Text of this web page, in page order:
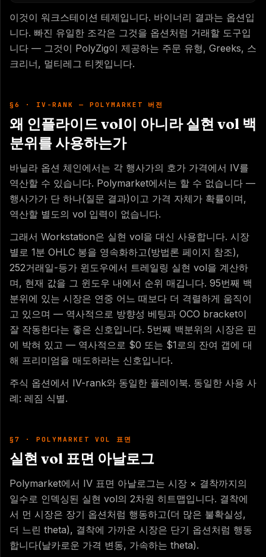
이것이 워크스테이션 테제입니다. 바이너리 결과는 옵션입
니다. 빠진 유일한 조각은 그것을 옵션처럼 거래할 도구입
니다 — 그것이 PolyZig이 제공하는 주문 유형, Greeks, 스
크리너, 멀티레그 티켓입니다.
§6 · IV-RANK — POLYMARKET 버전
왜 인플라이드 vol이 아니라 실현 vol 백
분위를 사용하는가
바닐라 옵션 체인에서는 각 행사가의 호가 가격에서 IV를
역산할 수 있습니다. Polymarket에서는 할 수 없습니다 —
행사가가 단 하나(질문 결과)이고 가격 자체가 확률이며,
역산할 별도의 vol 입력이 없습니다.
그래서 Workstation은 실현 vol을 대신 사용합니다. 시장
별로 1분 OHLC 봉을 영속화하고(방법론 페이지 참조),
252거래일-등가 윈도우에서 트레일링 실현 vol을 계산하
며, 현재 값을 그 윈도우 내에서 순위 매깁니다. 95번째 백
분위에 있는 시장은 연중 어느 때보다 더 격렬하게 움직이
고 있으며 — 역사적으로 방향성 베팅과 OCO bracket이
잘 작동한다는 좋은 신호입니다. 5번째 백분위의 시장은 핀
에 박혀 있고 — 역사적으로 $0 또는 $1로의 잔여 갭에 대
해 프리미엄을 매도하라는 신호입니다.
주식 옵션에서 IV-rank와 동일한 플레이북. 동일한 사용 사
례: 레짐 식별.
§7 · POLYMARKET VOL 표면
실현 vol 표면 아날로그
Polymarket에서 IV 표면 아날로그는 시장 × 결착까지의
일수로 인덱싱된 실현 vol의 2차원 히트맵입니다. 결착에
서 먼 시장은 장기 옵션처럼 행동하고(더 많은 불확실성,
더 느린 theta), 결착에 가까운 시장은 단기 옵션처럼 행동
합니다(날카로운 가격 변동, 가속하는 theta).